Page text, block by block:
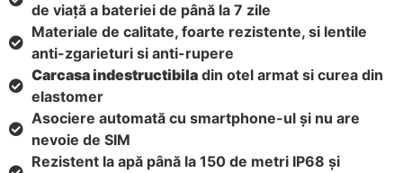
de viață a bateriei de până la 7 zile
Materiale de calitate, foarte rezistente, si lentile
anti-zgarieturi si anti-rupere
Carcasa indestructibila din otel armat si curea din
elastomer
Asociere automată cu smartphone-ul și nu are
nevoie de SIM
Rezistent la apă până la 150 de metri IP68 și